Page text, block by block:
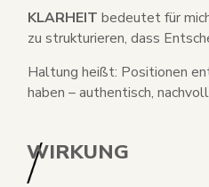
KLARHEIT bedeutet für
zu strukturieren, dass
Haltung heißt: Positionen
haben – authentisch,
WIRKUNG